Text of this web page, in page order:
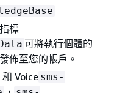
標
可將執行個體的
佈至您的帳戶。
Voice sms-